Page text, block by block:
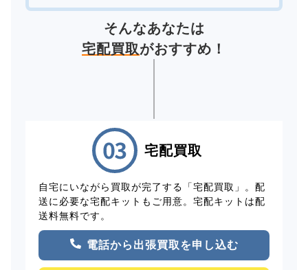
そんなあなたは
宅配買取がおすすめ！
宅配買取
自宅にいながら買取が完了する「宅配買取」。配
送に必要な宅配キットもご用意。宅配キットは配
送料無料です。
電話から出張買取を申し込む